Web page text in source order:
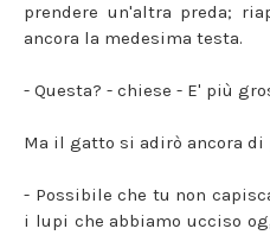
prendere un'altra preda;
ancora la medesima testa.
- Questa? - chiese - E' più
Ma il gatto si adirò ancora di
- Possibile che tu non
i lupi che abbiamo ucciso